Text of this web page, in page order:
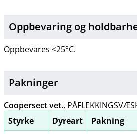
Oppbevaring og
Oppbevares <25°C.
Pakninger
Coopersect vet.,
Styrke
Dyreart Pakning